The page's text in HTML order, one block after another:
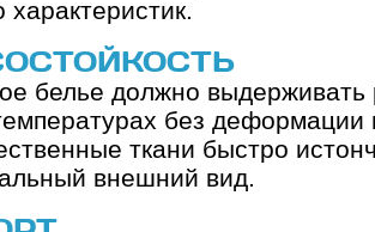
характеристик.
белье должно выдерживать
без деформации
ткани быстро
внешний вид.